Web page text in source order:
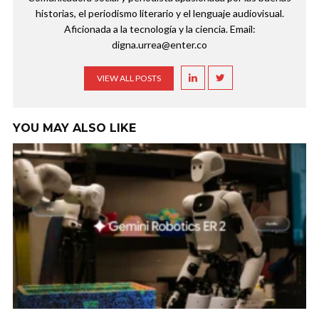
historias, el periodismo literario y el lenguaje audiovisual.
Aficionada a la tecnología y la ciencia. Email:
digna.urrea@enter.co
VIEW ALL POSTS
YOU MAY ALSO LIKE